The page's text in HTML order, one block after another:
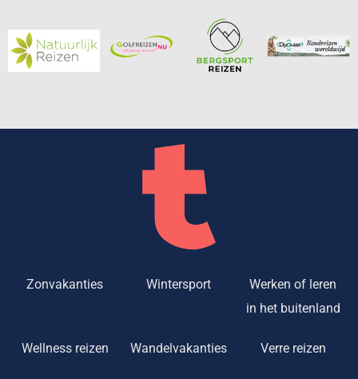
Zonvakanties Wintersport
Werken of leren
in het buitenland
Wellness reizen Wandelvakanties Verre reizen